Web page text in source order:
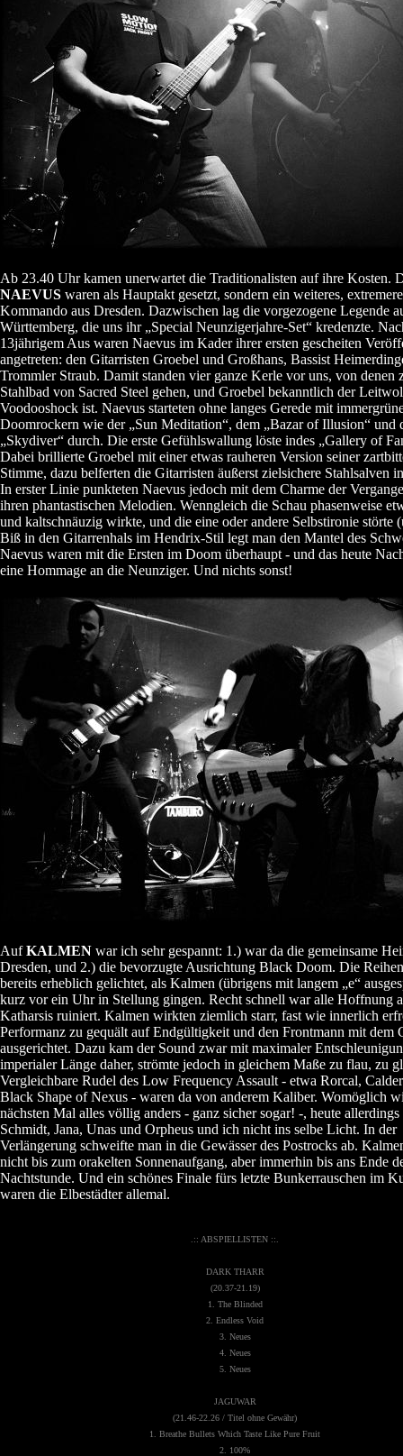
Ab 23.40 Uhr kamen unerwartet die Traditionalisten auf ihre Kosten.
NAEVUS waren als Hauptakt gesetzt, sondern ein weiteres,
Kommando aus Dresden. Dazwischen lag die vorgezogene Legende
Württemberg, die uns ihr „Special Neunzigerjahre-Set“ kredenzte.
13jährigem Aus waren Naevus im Kader ihrer ersten gescheiten
angetreten: den Gitarristen Groebel und Großhans, Bassist
Trommler Straub. Damit standen vier ganze Kerle vor uns, von denen
Stahlbad von Sacred Steel gehen, und Groebel bekanntlich der
Voodooshock ist. Naevus starteten ohne langes Gerede mit
Doomrockern wie der „Sun Meditation“, dem „Bazar of Illusion“ und
„Skydiver“ durch. Die erste Gefühlswallung löste indes „Gallery of
Dabei brillierte Groebel mit einer etwas rauheren Version seiner
Stimme, dazu belferten die Gitarristen äußerst zielsichere Stahlsalven
In erster Linie punkteten Naevus jedoch mit dem Charme der
ihren phantastischen Melodien. Wenngleich die Schau phasenweise
und kaltschnäuzig wirkte, und die eine oder andere Selbstironie störte
Biß in den Gitarrenhals im Hendrix-Stil legt man den Mantel des
Naevus waren mit die Ersten im Doom überhaupt - und das heute
eine Hommage an die Neunziger. Und nichts sonst!
AufKALMEN war ich sehr gespannt: 1.) war da die gemeinsame
Dresden, und 2.) die bevorzugte Ausrichtung Black Doom. Die
bereits erheblich gelichtet, als Kalmen (übrigens mit langem „e“
kurz vor ein Uhr in Stellung gingen. Recht schnell war alle Hoffnung
Katharsis ruiniert. Kalmen wirkten ziemlich starr, fast wie innerlich
Performanz zu gequält auf Endgültigkeit und den Frontmann mit dem
ausgerichtet. Dazu kam der Sound zwar mit maximaler
imperialer Länge daher, strömte jedoch in gleichem Maße zu flau, zu
Vergleichbare Rudel des Low Frequency Assault - etwa Rorcal,
Black Shape of Nexus - waren da von anderem Kaliber. Womöglich
nächsten Mal alles völlig anders - ganz sicher sogar! -, heute allerdings
Schmidt, Jana, Unas und Orpheus und ich nicht ins selbe Licht. In der
Verlängerung schweifte man in die Gewässer des Postrocks ab.
nicht bis zum orakelten Sonnenaufgang, aber immerhin bis ans Ende
Nachtstunde. Und ein schönes Finale fürs letzte Bunkerrauschen im
waren die Elbestädter allemal.
.:: ABSPIELLISTEN ::.
DARK THARR
(20.37-21.19)
1. The Blinded
2. Endless Void
3. Neues
4. Neues
5. Neues
JAGUWAR
(21.46-22.26 / Titel ohne Gewähr)
1. Breathe Bullets Which Taste Like Pure Fruit
2. 100%